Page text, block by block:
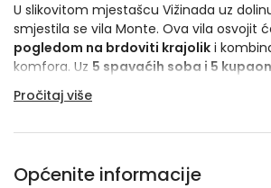
U slikovitom mjestašcu Vižinada uz
smjestila se vila Monte. Ova vila osvojit
pogledom na brdoviti krajolik i
komfora. Uz 5 spavaćih soba i 5
u svim prostorijama te saunu i jacuzzi s
okolne brežuljke, vila Monte bit će vam
Pročitaj više
Općenite informacije